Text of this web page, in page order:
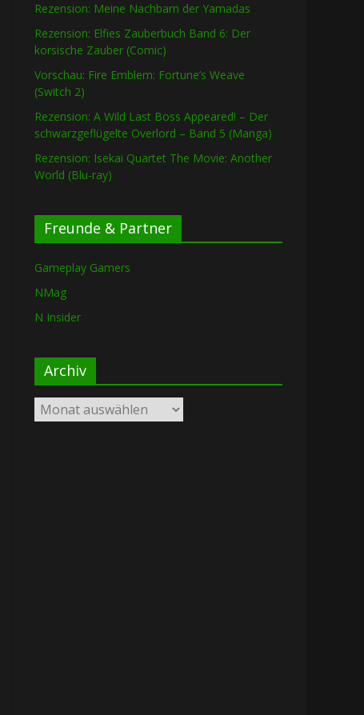
Rezension: Meine Nachbarn der Yamadas
Rezension: Elfies Zauberbuch Band 6: Der
korsische Zauber (Comic)
Vorschau: Fire Emblem: Fortune’s Weave
(Switch 2)
Rezension: A Wild Last Boss Appeared! – Der
schwarzgeflügelte Overlord – Band 5 (Manga)
Rezension: Isekai Quartet The Movie: Another
World (Blu-ray)
Freunde & Partner
Gameplay Gamers
NMag
N Insider
Archiv
Archiv